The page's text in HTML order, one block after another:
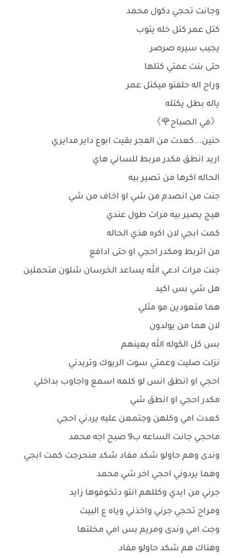
وجانت تحجي دكول محمد
كتل عمر كتل خله يتوب
يجيب سيره صرصر
حتى بنت عمتي كتلها
وراح اله حلفتو ميكتل عمر
ياله بطل يكتله
《في الصباح🌹》
حنين...كعدت من الفجر بقيت ابوع داير مدايري
اريد انطق مكدر مربط للساني هاي
الحاله اكرها من تصير بيه
جنت من انصدم من شي او اخاف من شي
هيج يصير بيه مرات طول عندي
كمت ابجي لان اكره هذي الحاله
من اتربط ومكدر احجي او حتى ادافع
جنت مرات ادعي الله يساعد الخرسان شلون متحملين
هل شي بس اكيد
هما متعودين مو مثلي
لان هما من يولدون
بس كل الكوله الله يعينهم
نزلت صليت وعمتي سوت الريوك وتريدني
احجي او انطق انس لو كلمه اسمع واجاوب بداخلي
مكدر احجي او انطق شي
كعدت امي وكلهن وجتمعن عليه يردني احجي
ماحجي جانت الساعه ب9 صبح اجه محمد
وندى وهم حاولو شكد مفاد شكد منحرجت كمت ابجي
وهما يردوني احجي اخر شي محمد
جرني من ايدي وكللهم انتو دتخوفوها زايد
ومراح تحجي جرني واخذني وياه ع البيت
وجت امي وندى ومريم بس امي مخلتها
وهناك هم شكد حاولو مفاد